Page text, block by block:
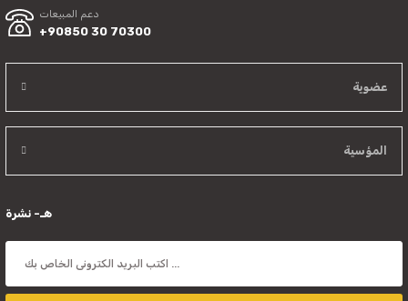
دعم المبيعات
+90850 30 70300
عضوية
المؤسية
هـ- نشرة